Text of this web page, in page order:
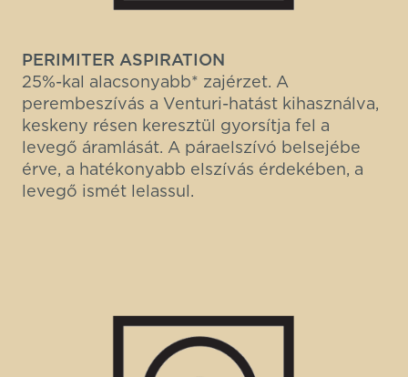
PERIMITER ASPIRATION
25%-kal alacsonyabb* zajérzet. A
perembeszívás a Venturi-hatást kihasználva,
keskeny résen keresztül gyorsítja fel a
levegő áramlását. A páraelszívó belsejébe
érve, a hatékonyabb elszívás érdekében, a
levegő ismét lelassul.